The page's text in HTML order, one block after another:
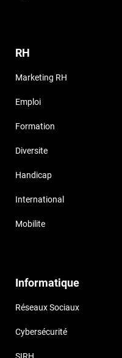
RH
Marketing RH
Emploi
Formation
Diversite
Handicap
International
Mobilite
Informatique
Réseaux Sociaux
Cybersécurité